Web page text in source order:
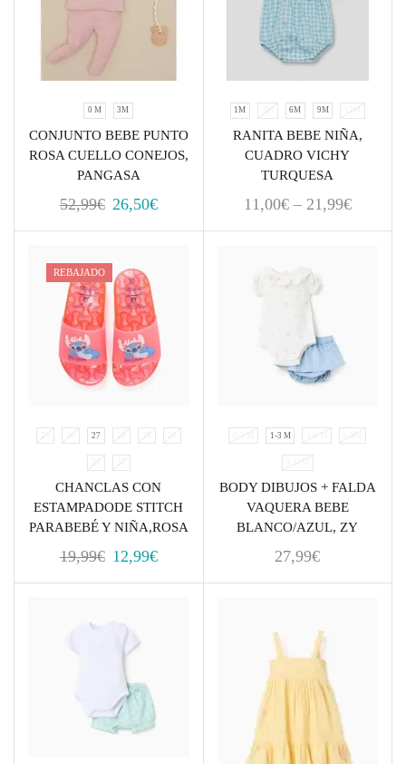
0 M 3M
CONJUNTO BEBE PUNTO
ROSA CUELLO CONEJOS,
PANGASA
52,99€ 26,50€
1M 3M 6M 9M 12M
RANITA BEBE NIÑA,
CUADRO VICHY
TURQUESA
11,00€– 21,99€
REBAJADO
26 27 30
32
CHANCLAS CON
ESTAMPADODE STITCH
PARABEBÉ Y NIÑA,ROSA
19,99€ 12,99€
1-3 M 3-6 M 6-9M
9-12M
BODY DIBUJOS + FALDA
VAQUERA BEBE
BLANCO/AZUL, ZY
27,99€